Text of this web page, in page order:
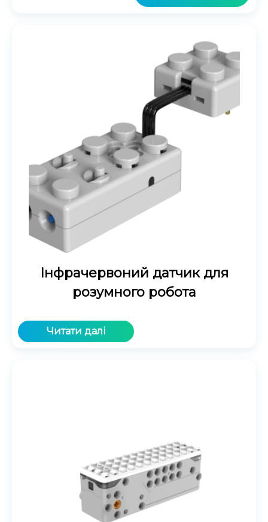
Інфрачервоний датчик для
розумного робота
Читати далі